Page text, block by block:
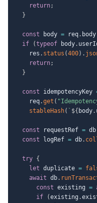
return;
}
const body = req. body
if
(typeof body.
    res
. status (400) .
return;
}
const idempotencyKey
    req
.get (
stableHash( ` ${ body.
const requestRef = db
const logRef = db.
try {
let duplicate =
await db.
const existing =
if
(existing .